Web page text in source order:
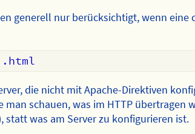
generell nur berücksichtigt, wenn eine
die nicht mit Apache-Direktiven
schauen, was im HTTP übertragen
statt was am Server zu konfigurieren ist.